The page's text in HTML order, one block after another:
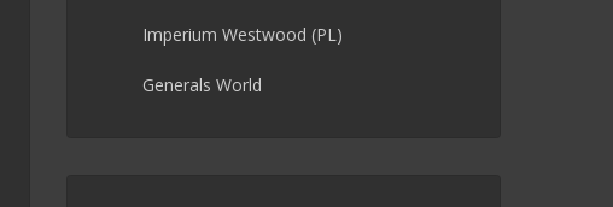
Imperium Westwood (PL)
Generals World